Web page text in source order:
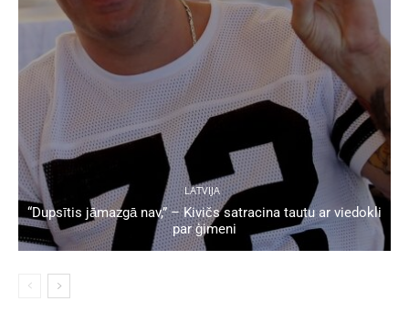
LATVIJA
“Dupsītis jāmazgā nav,” – Kivičs satracina tautu ar viedokli
par ģimeni